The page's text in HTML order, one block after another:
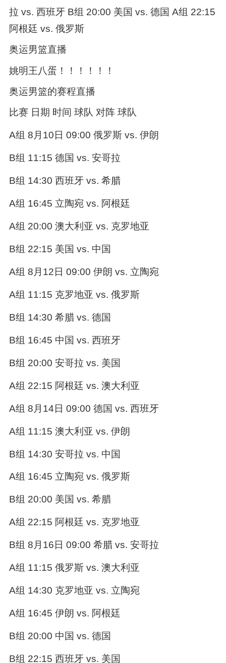
拉 vs. 西班牙 B组 20:00 美国 vs. 德国 A组 22:15
阿根廷 vs. 俄罗斯
奥运男篮直播
姚明王八蛋！！！！！！
奥运男篮的赛程直播
比赛 日期 时间 球队 对阵 球队
A组 8月10日 09:00 俄罗斯 vs. 伊朗
B组 11:15 德国 vs. 安哥拉
B组 14:30 西班牙 vs. 希腊
A组 16:45 立陶宛 vs. 阿根廷
A组 20:00 澳大利亚 vs. 克罗地亚
B组 22:15 美国 vs. 中国
A组 8月12日 09:00 伊朗 vs. 立陶宛
A组 11:15 克罗地亚 vs. 俄罗斯
B组 14:30 希腊 vs. 德国
B组 16:45 中国 vs. 西班牙
B组 20:00 安哥拉 vs. 美国
A组 22:15 阿根廷 vs. 澳大利亚
A组 8月14日 09:00 德国 vs. 西班牙
A组 11:15 澳大利亚 vs. 伊朗
B组 14:30 安哥拉 vs. 中国
A组 16:45 立陶宛 vs. 俄罗斯
B组 20:00 美国 vs. 希腊
A组 22:15 阿根廷 vs. 克罗地亚
B组 8月16日 09:00 希腊 vs. 安哥拉
A组 11:15 俄罗斯 vs. 澳大利亚
A组 14:30 克罗地亚 vs. 立陶宛
A组 16:45 伊朗 vs. 阿根廷
B组 20:00 中国 vs. 德国
B组 22:15 西班牙 vs. 美国